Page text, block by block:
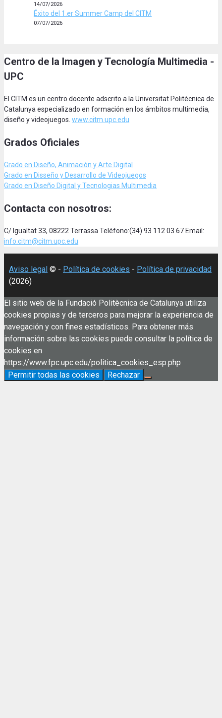
14/07/2026
Éxito del 1.er Summer Camp del CITM
07/07/2026
Centro de la Imagen y Tecnología Multimedia -
UPC
El CITM es un centro docente adscrito a la Universitat Politècnica de
Catalunya especializado en formación en los ámbitos multimedia,
diseño y videojuegos. www.citm.upc.edu
Grados Oficiales
Grado en Diseño, Animación y Arte Digital
Grado en Disseño y Desarrollo de Videojuegos
Grado en Diseño Digital y Tecnologias Multimedia
Contacta con nosotros:
C/ Igualtat 33, 08222 Terrassa Teléfono:(34) 93 112 03 67 Email:
info.citm@citm.upc.edu
Aviso legal © - Política de cookies - Política de privacidad
(2026)
El sitio web de la Fundació Politècnica de Catalunya utiliza
cookies propias y de terceros para mejorar la experiencia de
navegación y con fines estadísticos. Para obtener más
información sobre las cookies puede consultar la política de
cookies en
https://www.fpc.upc.edu/politica_cookies_esp.php
Permitir todas las cookies
Rechazar